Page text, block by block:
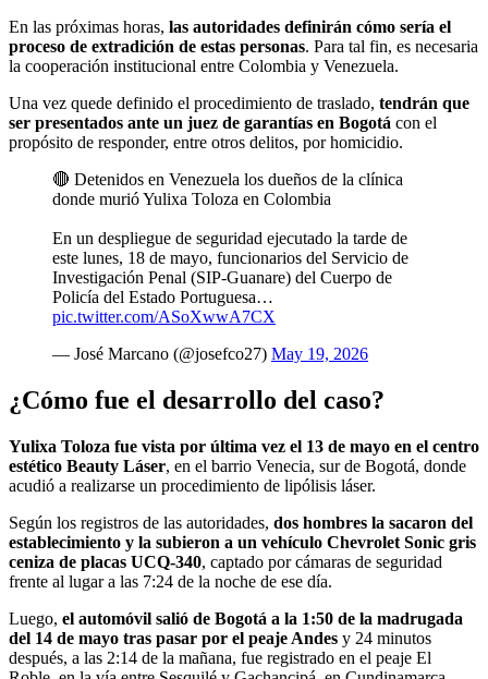
En las próximas horas, las autoridades definirán cómo sería el
proceso de extradición de estas personas. Para tal fin, es necesaria
la cooperación institucional entre Colombia y Venezuela.
Una vez quede definido el procedimiento de traslado, tendrán que
ser presentados ante un juez de garantías en Bogotá con el
propósito de responder, entre otros delitos, por homicidio.
🔴 Detenidos en Venezuela los dueños de la clínica
donde murió Yulixa Toloza en Colombia
En un despliegue de seguridad ejecutado la tarde de
este lunes, 18 de mayo, funcionarios del Servicio de
Investigación Penal (SIP-Guanare) del Cuerpo de
Policía del Estado Portuguesa…
pic.twitter.com/ASoXwwA7CX
— José Marcano (@josefco27) May 19, 2026
¿Cómo fue el desarrollo del caso?
Yulixa Toloza fue vista por última vez el 13 de mayo en el centro
estético Beauty Láser, en el barrio Venecia, sur de Bogotá, donde
acudió a realizarse un procedimiento de lipólisis láser.
Según los registros de las autoridades, dos hombres la sacaron del
establecimiento y la subieron a un vehículo Chevrolet Sonic gris
ceniza de placas UCQ-340, captado por cámaras de seguridad
frente al lugar a las 7:24 de la noche de ese día.
Luego, el automóvil salió de Bogotá a la 1:50 de la madrugada
del 14 de mayo tras pasar por el peaje Andes y 24 minutos
después, a las 2:14 de la mañana, fue registrado en el peaje El